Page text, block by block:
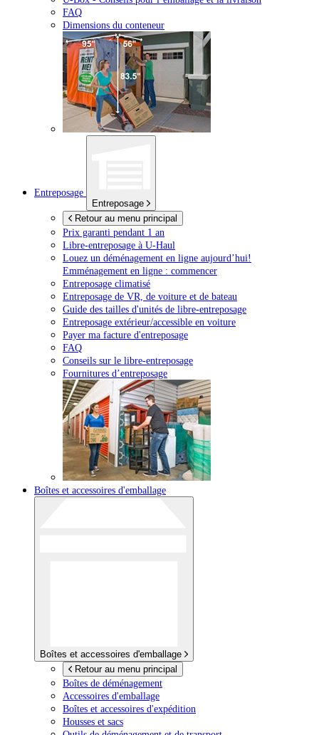
FAQ
Dimensions du conteneur
Entreposage
Entreposage
Retour au menu principal
Prix garanti pendant 1 an
Libre-entreposage à U-Haul
Louez un déménagement en ligne aujourd’hui!
Emménagement en ligne : commencer
Entreposage climatisé
Entreposage de VR, de voiture et de bateau
Guide des tailles d'unités de libre-entreposage
Entreposage extérieur/accessible en voiture
Payer ma facture d'entreposage
FAQ
Conseils sur le libre-entreposage
Fournitures d’entreposage
Boîtes et accessoires d'emballage
Boîtes et accessoires d'emballage
Retour au menu principal
Boîtes de déménagement
Accessoires d'emballage
Boîtes et accessoires d'expédition
Housses et sacs